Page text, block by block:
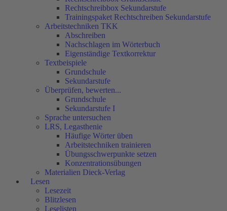
Rechtschreibbox Sekundarstufe
Trainingspaket Rechtschreiben Sekundarstufe
Arbeitstechniken TKK
Abschreiben
Nachschlagen im Wörterbuch
Eigenständige Textkorrektur
Textbeispiele
Grundschule
Sekundarstufe
Überprüfen, bewerten...
Grundschule
Sekundarstufe I
Sprache untersuchen
LRS, Legasthenie
Häufige Wörter üben
Arbeitstechniken trainieren
Übungsschwerpunkte setzen
Konzentrationsübungen
Materialien Dieck-Verlag
Lesen
Lesezeit
Blitzlesen
Leselisten